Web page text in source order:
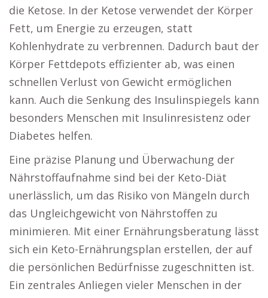
die Ketose. In der Ketose verwendet der Körper
Fett, um Energie zu erzeugen, statt
Kohlenhydrate zu verbrennen. Dadurch baut der
Körper Fettdepots effizienter ab, was einen
schnellen Verlust von Gewicht ermöglichen
kann. Auch die Senkung des Insulinspiegels kann
besonders Menschen mit Insulinresistenz oder
Diabetes helfen.
Eine präzise Planung und Überwachung der
Nährstoffaufnahme sind bei der Keto-Diät
unerlässlich, um das Risiko von Mängeln durch
das Ungleichgewicht von Nährstoffen zu
minimieren. Mit einer Ernährungsberatung lässt
sich ein Keto-Ernährungsplan erstellen, der auf
die persönlichen Bedürfnisse zugeschnitten ist.
Ein zentrales Anliegen vieler Menschen in der